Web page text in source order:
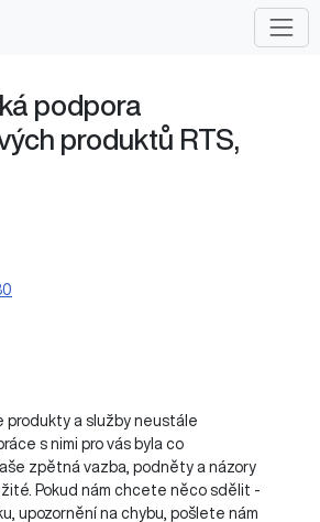
podpora
produktů RTS,
produkty a služby neustále
s nimi pro vás byla co
zpětná vazba, podněty a názory
Pokud nám chcete něco sdělit -
upozornění na chybu, pošlete nám